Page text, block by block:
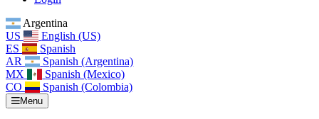
Argentina
US
English (US)
ES
Spanish
AR
Spanish (Argentina)
MX
Spanish (Mexico)
CO
Spanish (Colombia)
Menu